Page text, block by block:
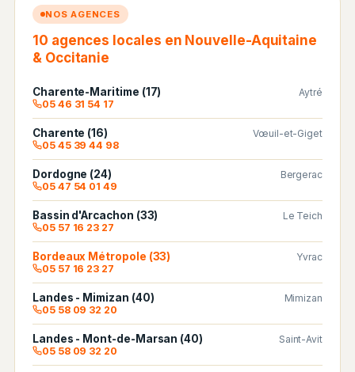
NOS AGENCES
10 agences locales en Nouvelle-Aquitaine
& Occitanie
Charente-Maritime (17)
Aytré
05 46 31 54 17
Charente (16)
Vœuil-et-Giget
05 45 39 44 98
Dordogne (24)
Bergerac
05 47 54 01 49
Bassin d'Arcachon (33)
Le Teich
05 57 16 23 27
Bordeaux Métropole (33)
Yvrac
05 57 16 23 27
Landes - Mimizan (40)
Mimizan
05 58 09 32 20
Landes - Mont-de-Marsan (40)
Saint-Avit
05 58 09 32 20